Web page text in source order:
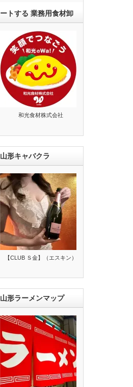
ートする 業務用食材卸
和光食材株式会社
山形キャバクラ
【CLUB Ｓ金】（エスキン）
山形ラーメンマップ